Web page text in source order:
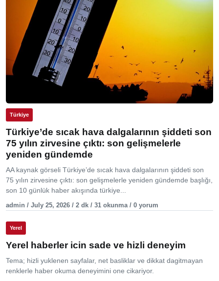
Türkiye
Türkiye’de sıcak hava dalgalarının şiddeti son
75 yılın zirvesine çıktı: son gelişmelerle
yeniden gündemde
AA kaynak görseli Türkiye’de sıcak hava dalgalarının şiddeti son
75 yılın zirvesine çıktı: son gelişmelerle yeniden gündemde başlığı,
son 10 günlük haber akışında türkiye...
admin / July 25, 2026 / 2 dk / 31 okunma / 0 yorum
Yerel
Yerel haberler icin sade ve hizli deneyim
Tema; hizli yuklenen sayfalar, net basliklar ve dikkat dagitmayan
renklerle haber okuma deneyimini one cikariyor.